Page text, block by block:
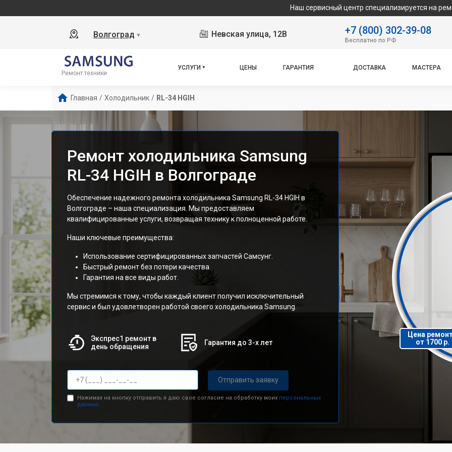
Наш сервисный центр специализируется на ремонте и
Волгоград ▼ Невская улица, 12В +7 (800) 302-39-08
Бесплатно по РФ
Ремонт техники
УСЛУГИ ЦЕНЫ ГАРАНТИЯ ДОСТАВКА МАСТЕРА
Главная / Холодильник / RL-34 HGIH
Ремонт холодильника Samsung
RL-34 HGIH в Волгограде
Обеспечение надежного ремонта холодильника Samsung RL-34 HGIH в
Волгограде – наша специализация. Мы предоставляем
квалифицированные услуги, возвращая технику к полноценной работе.
Наши ключевые преимущества:
Использование сертифицированных запчастей Самсунг.
Быстрый ремонт без потери качества.
Гарантия на все виды работ.
Мы стремимся к тому, чтобы каждый клиент получил исключительный
сервис и был удовлетворен работой своего холодильника Samsung.
Экспрес1 ремонт в
день обращения
Гарантия до 3-х лет
Отправить заявку
Нажимая на кнопку отправить я даю свое согласие на обработку моих персональных
данных.
Цена
от 1700 р.